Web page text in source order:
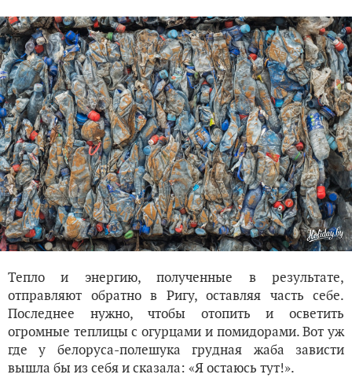
Тепло и энергию, полученные в результате,
отправляют обратно в Ригу, оставляя часть себе.
Последнее нужно, чтобы отопить и осветить
огромные теплицы с огурцами и помидорами. Вот уж
где у белоруса-полешука грудная жаба зависти
вышла бы из себя и сказала: «Я остаюсь тут!».